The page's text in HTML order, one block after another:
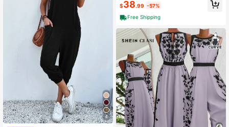
4
lgados, conjunto casual vintage par
a viajes de fin de semana y paseos
diarios al aire libr
$38.99 -57%
Free Shipping